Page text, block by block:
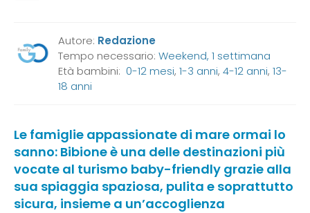
Autore: Redazione
Tempo necessario:Weekend, 1 settimana
Età bambini:0-12 mesi,1-3 anni,4-12 anni,13-
18 anni
Le famiglie appassionate di mare ormai lo
sanno: Bibione è una delle destinazioni più
vocate al turismo baby-friendly grazie alla
sua spiaggia spaziosa, pulita e soprattutto
sicura, insieme a un’accoglienza